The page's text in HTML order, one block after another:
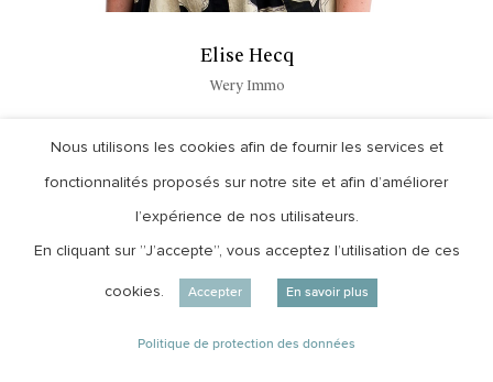
Elise Hecq
Wery Immo
Nous utilisons les cookies afin de fournir les services et
fonctionnalités proposés sur notre site et afin d’améliorer
l’expérience de nos utilisateurs.
En cliquant sur ”J’accepte”, vous acceptez l’utilisation de ces
cookies. Accepter En savoir plus
Politique de protection des données